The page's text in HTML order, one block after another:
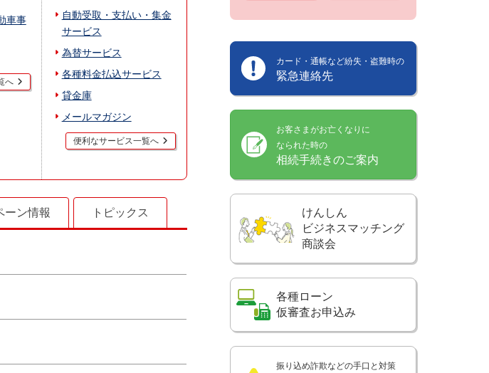
車事
へ
自動受取・支払い・集金
サービス
為替サービス
各種料金払込サービス
貸金庫
メールマガジン
便利なサービス一覧へ
ーン情報 トピックス
カード・通帳など紛失・盗難時の
緊急連絡先
お客さまがお亡くなりに
なられた時の
相続手続きのご案内
けんしん
ビジネスマッチング
商談会
各種ローン
仮審査お申込み
振り込め詐欺などの手口と対策